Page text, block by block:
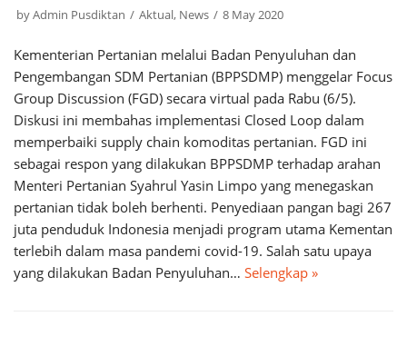
byAdmin Pusdiktan Aktual, News 8 May 2020
Kementerian Pertanian melalui Badan Penyuluhan dan
Pengembangan SDM Pertanian (BPPSDMP) menggelar Focus
Group Discussion (FGD) secara virtual pada Rabu (6/5).
Diskusi ini membahas implementasi Closed Loop dalam
memperbaiki supply chain komoditas pertanian. FGD ini
sebagai respon yang dilakukan BPPSDMP terhadap arahan
Menteri Pertanian Syahrul Yasin Limpo yang menegaskan
pertanian tidak boleh berhenti. Penyediaan pangan bagi 267
juta penduduk Indonesia menjadi program utama Kementan
terlebih dalam masa pandemi covid-19. Salah satu upaya
yang dilakukan Badan Penyuluhan… Selengkap »